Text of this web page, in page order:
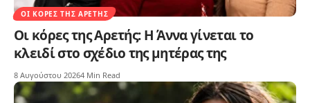
ΟΙ ΚΌΡΕΣ ΤΗΣ ΑΡΕΤΉΣ
Οι κόρες της Αρετής: Η Άννα γίνεται το
κλειδί στο σχέδιο της μητέρας της
8 Αυγούστου 20264 Min Read